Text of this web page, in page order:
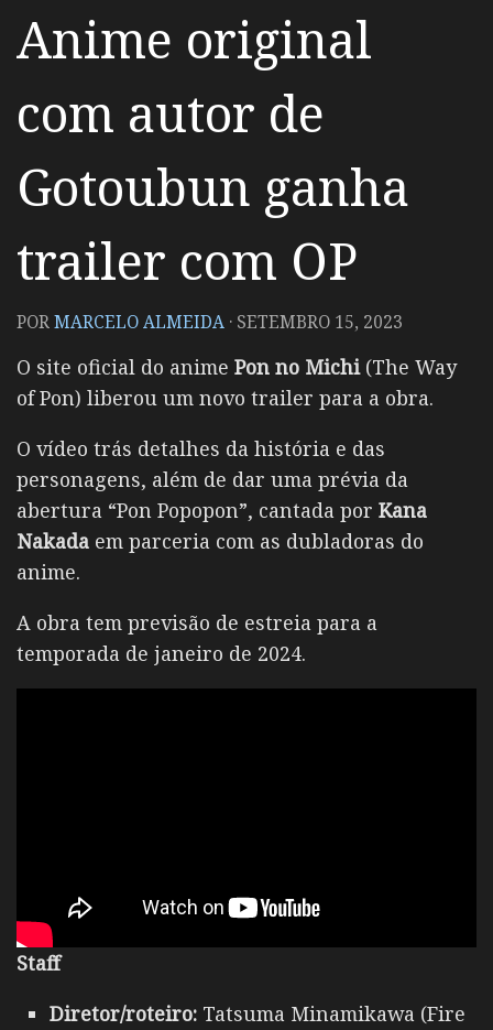
Anime original
com autor de
Gotoubun ganha
trailer com OP
PORMARCELO ALMEIDA · SETEMBRO 15, 2023
O site oficial do anime Pon no Michi(The Way
of Pon) liberou um novo trailer para a obra.
O vídeo trás detalhes da história e das
personagens, além de dar uma prévia da
abertura “Pon Popopon”, cantada por Kana
Nakada em parceria com as dubladoras do
anime.
A obra tem previsão de estreia para a
temporada de janeiro de 2024.
Staff
Diretor/roteiro: Tatsuma Minamikawa (Fire